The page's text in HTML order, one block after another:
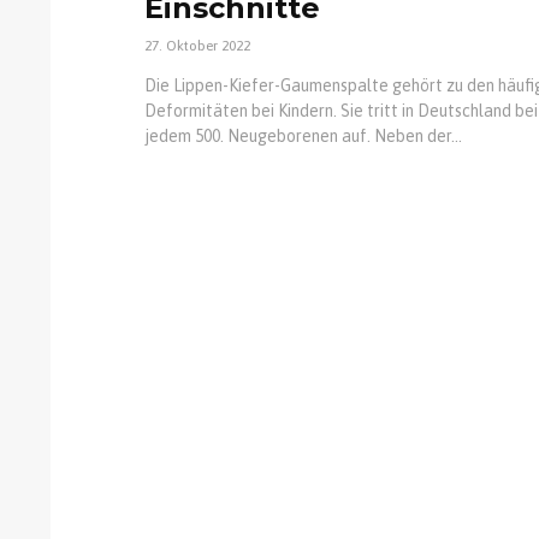
Einschnitte
27. Oktober 2022
Die Lippen-Kiefer-Gaumenspalte gehört zu den
Deformitäten bei Kindern. Sie tritt in Deutschland bei
jedem 500. Neugeborenen auf. Neben der...